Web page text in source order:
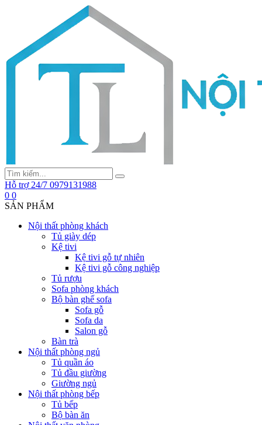
Hỗ trợ 24/7 0979131988
0 0
SẢN PHẨM
Nội thất phòng khách
Tủ giày dép
Kệ tivi
Kệ tivi gỗ tự nhiên
Kệ tivi gỗ công nghiệp
Tủ rượu
Sofa phòng khách
Bộ bàn ghế sofa
Sofa gỗ
Sofa da
Salon gỗ
Bàn trà
Nội thất phòng ngủ
Tủ quần áo
Tủ đầu giường
Giường ngủ
Nội thất phòng bếp
Tủ bếp
Bộ bàn ăn